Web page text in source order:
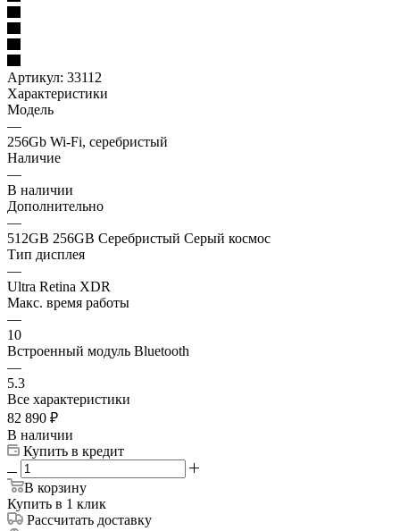
Артикул: 33112
Характеристики
Модель
—
256Gb Wi‑Fi, серебристый
Наличие
—
В наличии
Дополнительно
—
512GB 256GB Серебристый Серый космос
Тип дисплея
—
Ultra Retina XDR
Макс. время работы
—
10
Встроенный модуль Bluetooth
—
5.3
Все характеристики
82 890 ₽
В наличии
Купить в кредит
В корзину
Купить в 1 клик
Рассчитать доставку